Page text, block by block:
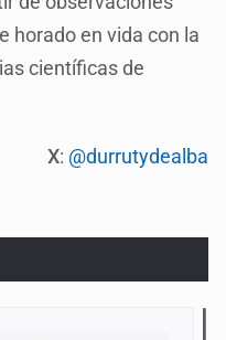
horado en vida con la
científicas de
X: @durrutydealba